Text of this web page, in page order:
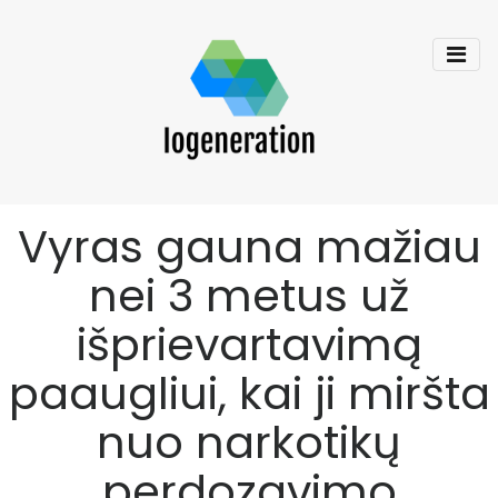
Vyras gauna mažiau
nei 3 metus už
išprievartavimą
paaugliui, kai ji miršta
nuo narkotikų